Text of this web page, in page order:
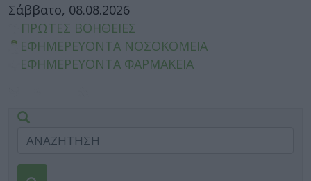
Σάββατο, 08.08.2026
ΠΡΩΤΕΣ ΒΟΗΘΕΙΕΣ
ΕΦΗΜΕΡΕΥΟΝΤΑ ΝΟΣΟΚΟΜΕΙΑ
ΕΦΗΜΕΡΕΥΟΝΤΑ ΦΑΡΜΑΚΕΙΑ